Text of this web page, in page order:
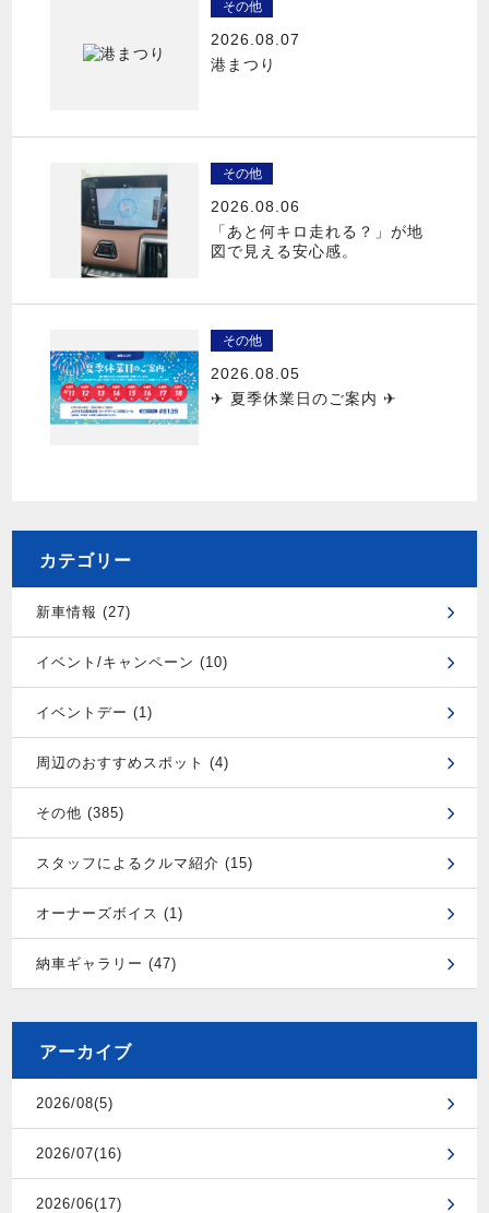
その他
2026.08.07
港まつり
その他
2026.08.06
「あと何キロ走れる？」が地
図で見える安心感。
その他
2026.08.05
✈ 夏季休業日のご案内 ✈
カテゴリー
新車情報 (27)
イベント/キャンペーン (10)
イベントデー (1)
周辺のおすすめスポット (4)
その他 (385)
スタッフによるクルマ紹介 (15)
オーナーズボイス (1)
納車ギャラリー (47)
アーカイブ
2026/08(5)
2026/07(16)
2026/06(17)